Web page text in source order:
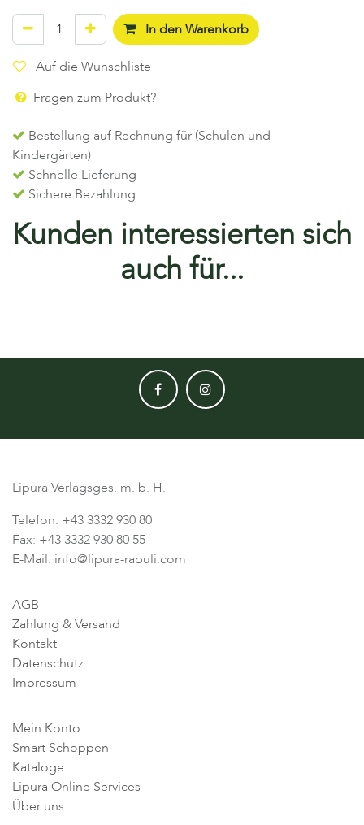
In den Warenkorb
Auf die Wunschliste
Fragen zum Produkt?
Bestellung auf Rechnung für (Schulen und
Kindergärten)
Schnelle Lieferung
Sichere Bezahlung
Kunden interessierten sich
auch für...
Lipura Verlagsges. m. b. H.
Telefon: +43 3332 930 80
Fax: +43 3332 930 80 55
E-Mail: info@lipura-rapuli.com
AGB
Zahlung & Versand
Kontakt
Datenschutz
Impressum
Mein Konto
Smart Schoppen
Kataloge
Lipura Online Services
Über uns